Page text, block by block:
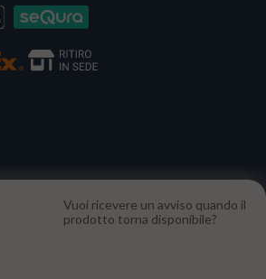
Vuoi ricevere un avviso quando il
prodotto torna disponibile?
Portale del Sole Srl - P.IVA IT12731330960